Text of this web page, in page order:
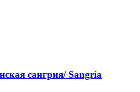
сангрия/ Sangría